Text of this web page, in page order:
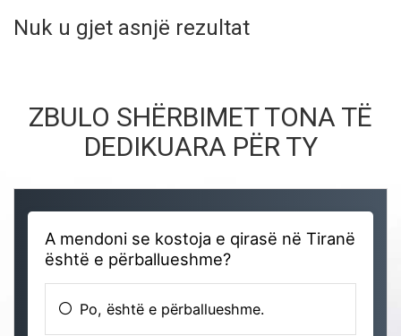
Nuk u gjet asnjë rezultat
ZBULO SHËRBIMET TONA TË
DEDIKUARA PËR TY